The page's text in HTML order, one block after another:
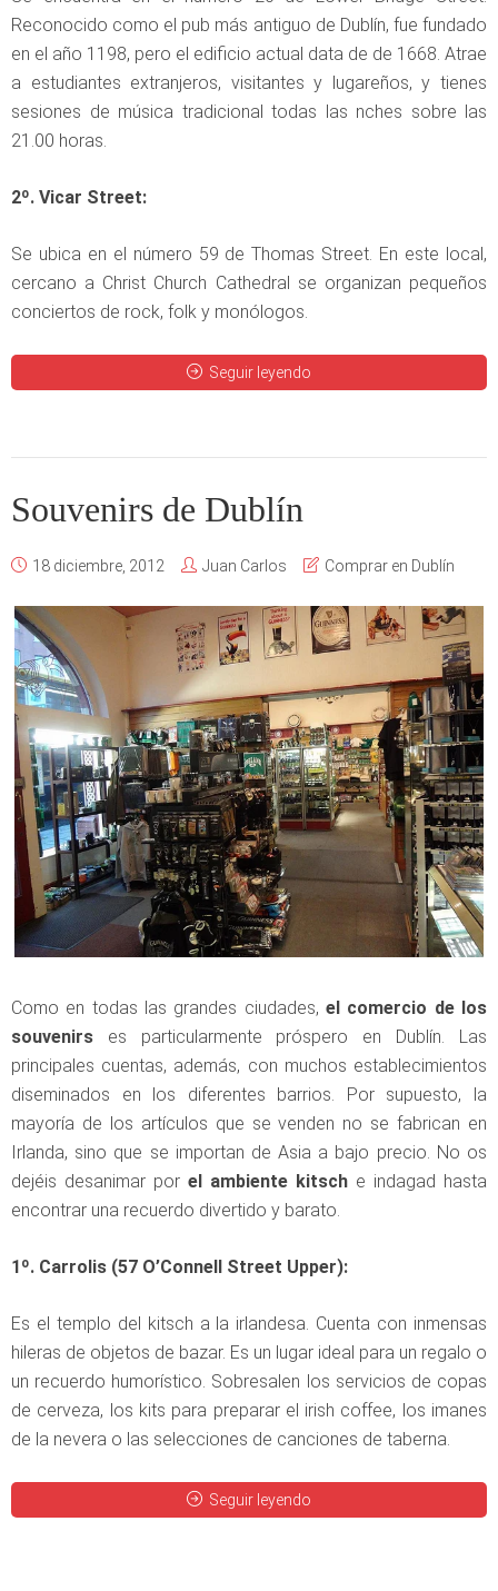
Reconocido como el pub más antiguo de Dublín, fue fundado
en el año 1198, pero el edificio actual data de de 1668. Atrae
a estudiantes extranjeros, visitantes y lugareños, y tienes
sesiones de música tradicional todas las nches sobre las
21.00 horas.
2º. Vicar Street:
Se ubica en el número 59 de Thomas Street. En este local,
cercano a Christ Church Cathedral se organizan pequeños
conciertos de rock, folk y monólogos.
Seguir leyendo
Souvenirs de Dublín
18 diciembre, 2012 Juan Carlos Comprar en Dublín
Como en todas las grandes ciudades, el comercio de los
souvenirs es particularmente próspero en Dublín. Las
principales cuentas, además, con muchos establecimientos
diseminados en los diferentes barrios. Por supuesto, la
mayoría de los artículos que se venden no se fabrican en
Irlanda, sino que se importan de Asia a bajo precio. No os
dejéis desanimar por el ambiente kitsch e indagad hasta
encontrar una recuerdo divertido y barato.
1º. Carrolis (57 O’Connell Street Upper):
Es el templo del kitsch a la irlandesa. Cuenta con inmensas
hileras de objetos de bazar. Es un lugar ideal para un regalo o
un recuerdo humorístico. Sobresalen los servicios de copas
de cerveza, los kits para preparar el irish coffee, los imanes
de la nevera o las selecciones de canciones de taberna.
Seguir leyendo